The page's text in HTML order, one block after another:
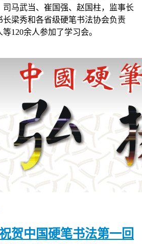
司马武当、崔国强、赵国柱，监事长
长梁秀和各省级硬笔书法协会负责
120余人参加了学习会。
贺中国硬笔书法第一回